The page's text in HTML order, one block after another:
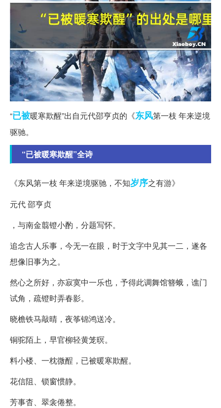
“已被暖寒欺醒”出自元代邵亨贞的《东风第一枝 年来逆境
驱驰。
“已被暖寒欺醒”全诗
《东风第一枝 年来逆境驱驰，不知岁序之有游》
元代 邵亨贞
，与南金翦镫小酌，分题写怀。
追念古人乐事，今无一在眼，时于文字中见其一二，遂各
想像旧事为之。
然心之所好，亦寂寞中一乐也，予得此调舞馆簪蛾，谯门
试角，疏镫时弄春影。
晓檐铁马敲晴，夜筝锦鸿送冷。
铜驼陌上，早官柳轻黄笼暝。
料小楼、一枕微酲，已被暖寒欺醒。
花信阻、锁窗惯静。
芳事杳、翠衾倦整。